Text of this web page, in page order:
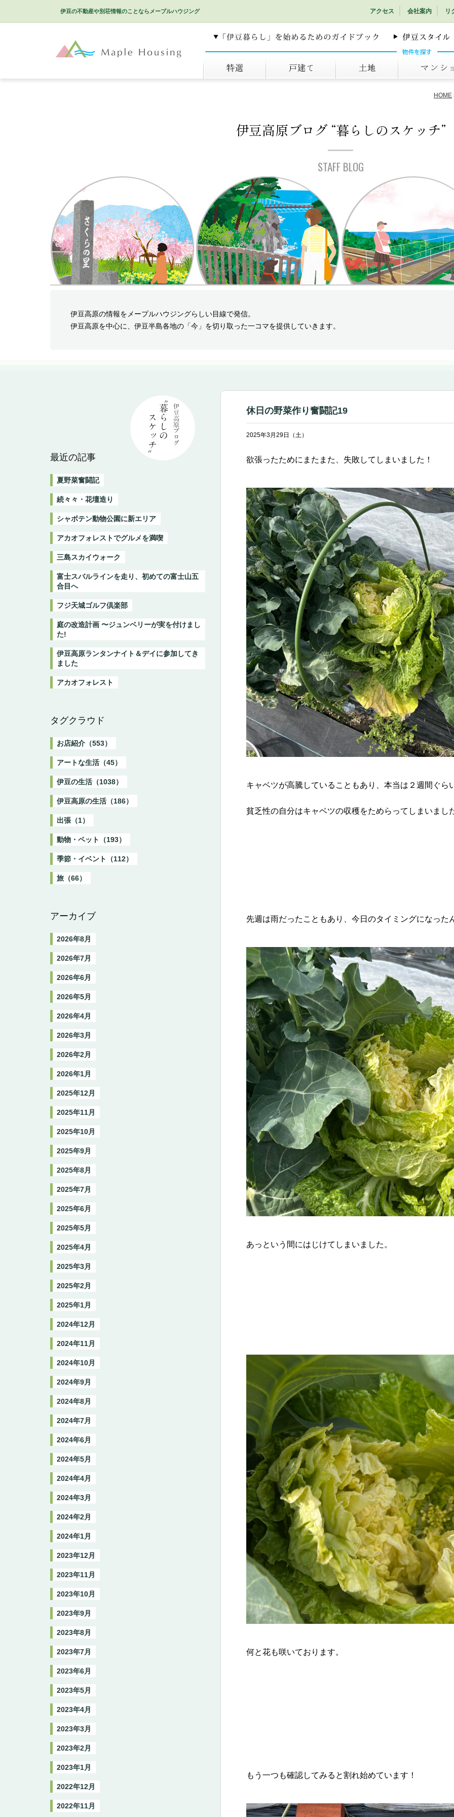
伊豆の不動産や別荘情報のことなら メープルハウジング アクセス 会社案内 リ
HOME
伊豆高原ブログ “暮らしのスケッチ”
STAFF BLOG
伊豆高原の情報をメープルハウジングらしい目線で発信。
伊豆高原を中心に、伊豆半島各地の「今」を切り取った一コマを提供していきます。
休日の野菜作り奮闘記19
2025年3月29日（土）
欲張ったためにまたまた、失敗してしまいました！
キャベツが高騰していることもあり、本当は２週間ぐら
貧乏性の自分はキャベツの収穫をためらってしまいまし
先週は雨だったこともあり、今日のタイミングになった
あっという間にはじけてしまいました。
何と花も咲いております。
もう一つも確認してみると割れ始めています！
最近の記事
夏野菜奮闘記
続々々・花壇造り
シャボテン動物公園に新エリア
アカオフォレストでグルメを満喫
三島スカイウォーク
富士スバルラインを走り、初めての富士山五
合目へ
フジ天城ゴルフ倶楽部
庭の改造計画 〜ジュンベリーが実を付けまし
た!
伊豆高原ランタンナイト＆デイに参加してき
ました
アカオフォレスト
タグクラウド
お店紹介（553）
アートな生活（45）
伊豆の生活（1038）
伊豆高原の生活（186）
出張（1）
動物・ペット（193）
季節・イベント（112）
旅（66）
アーカイブ
2026年8月
2026年7月
2026年6月
2026年5月
2026年4月
2026年3月
2026年2月
2026年1月
2025年12月
2025年11月
2025年10月
2025年9月
2025年8月
2025年7月
2025年6月
2025年5月
2025年4月
2025年3月
2025年2月
2025年1月
2024年12月
2024年11月
2024年10月
2024年9月
2024年8月
2024年7月
2024年6月
2024年5月
2024年4月
2024年3月
2024年2月
2024年1月
2023年12月
2023年11月
2023年10月
2023年9月
2023年8月
2023年7月
2023年6月
2023年5月
2023年4月
2023年3月
2023年2月
2023年1月
2022年12月
2022年11月